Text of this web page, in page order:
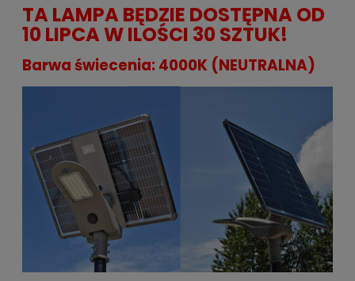
TA LAMPA BĘDZIE DOSTĘPNA OD
10 LIPCA W ILOŚCI 30 SZTUK!
Barwa świecenia: 4000K (NEUTRALNA)